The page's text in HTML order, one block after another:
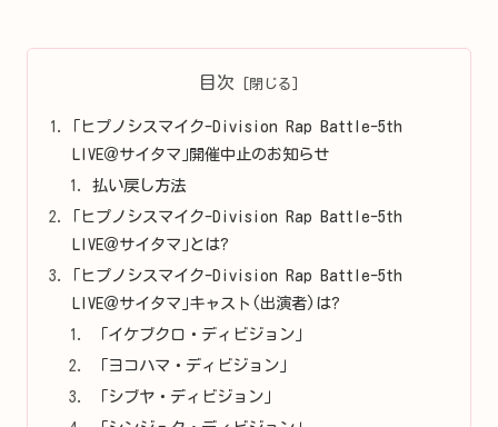
目次
｢ヒプノシスマイク-Division Rap Battle-5th
LIVE＠サイタマ｣開催中止のお知らせ
払い戻し方法
｢ヒプノシスマイク-Division Rap Battle-5th
LIVE＠サイタマ｣とは?
｢ヒプノシスマイク-Division Rap Battle-5th
LIVE＠サイタマ｣キャスト(出演者)は?
「イケブクロ・ディビジョン」
「ヨコハマ・ディビジョン」
「シブヤ・ディビジョン」